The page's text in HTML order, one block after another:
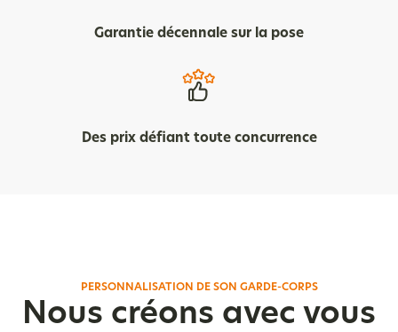
Garantie décennale sur la pose
Des prix défiant toute concurrence
PERSONNALISATION DE SON GARDE-CORPS
Nous créons avec vous